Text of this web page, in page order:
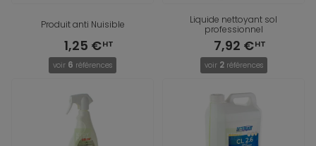
Produit anti Nuisible
1,25 €
voir 6 références
Liquide nettoyant sol
professionnel
7,92 €
voir 2 références